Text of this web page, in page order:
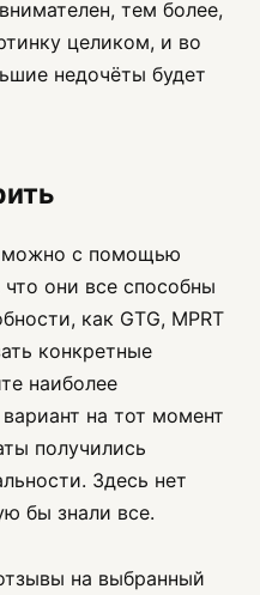
тем более,
целиком, и во
недочёты будет
можно с помощью
что они все способны
как GTG, MPRT
конкретные
наиболее
на тот момент
получились
Здесь нет
бы знали все.
на выбранный